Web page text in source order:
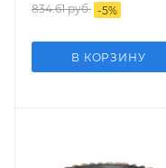
834.61руб. -5%
В КОРЗИНУ